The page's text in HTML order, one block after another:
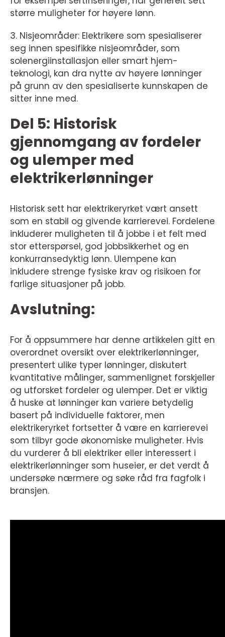
større muligheter for høyere lønn.
3. Nisjeområder: Elektrikere som spesialiserer
seg innen spesifikke nisjeområder, som
solenergiinstallasjon eller smart hjem-
teknologi, kan dra nytte av høyere lønninger
på grunn av den spesialiserte kunnskapen de
sitter inne med.
Del 5: Historisk
gjennomgang av fordeler
og ulemper med
elektrikerlønninger
Historisk sett har elektrikeryrket vært ansett
som en stabil og givende karrierevei. Fordelene
inkluderer muligheten til å jobbe i et felt med
stor etterspørsel, god jobbsikkerhet og en
konkurransedyktig lønn. Ulempene kan
inkludere strenge fysiske krav og risikoen for
farlige situasjoner på jobb.
Avslutning:
For å oppsummere har denne artikkelen gitt en
overordnet oversikt over elektrikerlønninger,
presentert ulike typer lønninger, diskutert
kvantitative målinger, sammenlignet forskjeller
og utforsket fordeler og ulemper. Det er viktig
å huske at lønninger kan variere betydelig
basert på individuelle faktorer, men
elektrikeryrket fortsetter å være en karrierevei
som tilbyr gode økonomiske muligheter. Hvis
du vurderer å bli elektriker eller interessert i
elektrikerlønninger som huseier, er det verdt å
undersøke nærmere og søke råd fra fagfolk i
bransjen.